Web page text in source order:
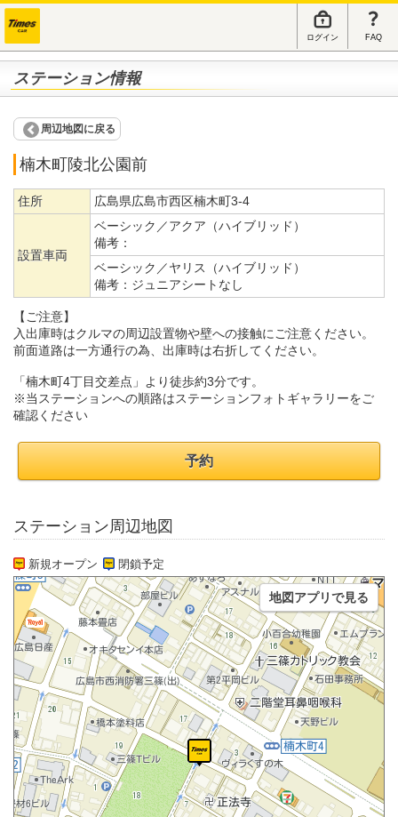
ログイン FAQ
ステーション情報
周辺地図に戻る
楠木町陵北公園前
住所 広島県広島市西区楠木町3-4
設置車両
ベーシック／アクア（ハイブリッド）
備考：
ベーシック／ヤリス（ハイブリッド）
備考： ジュニアシートなし
【ご注意】
入出庫時はクルマの周辺設置物や壁への接触にご注意ください。
前面道路は一方通行の為、出庫時は右折してください。
「楠木町4丁目交差点」より徒歩約3分です。
※当ステーションへの順路はステーションフォトギャラリーをご
確認ください
予約
ステーション周辺地図
新規オープン 閉鎖予定
地図アプリで見る